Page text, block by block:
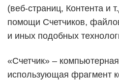
(веб-страниц, Контента и
помощи Счетчиков,
и иных подобных
«Счетчик» –
использующая фрагмент